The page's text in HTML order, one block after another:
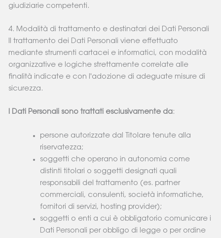
giudiziarie competenti.
4. Modalità di trattamento e destinatari dei Dati Personali
Il trattamento dei Dati Personali viene effettuato
mediante strumenti cartacei e informatici, con modalità
organizzative e logiche strettamente correlate alle
finalità indicate e con l'adozione di adeguate misure di
sicurezza.
I Dati Personali sono trattati esclusivamente da:
persone autorizzate dal Titolare tenute alla
riservatezza;
soggetti che operano in autonomia come
distinti titolari o soggetti designati quali
responsabili del trattamento (es. partner
commerciali, consulenti, società informatiche,
fornitori di servizi, hosting provider);
soggetti o enti a cui è obbligatorio comunicare i
Dati Personali per obbligo di legge o per ordine